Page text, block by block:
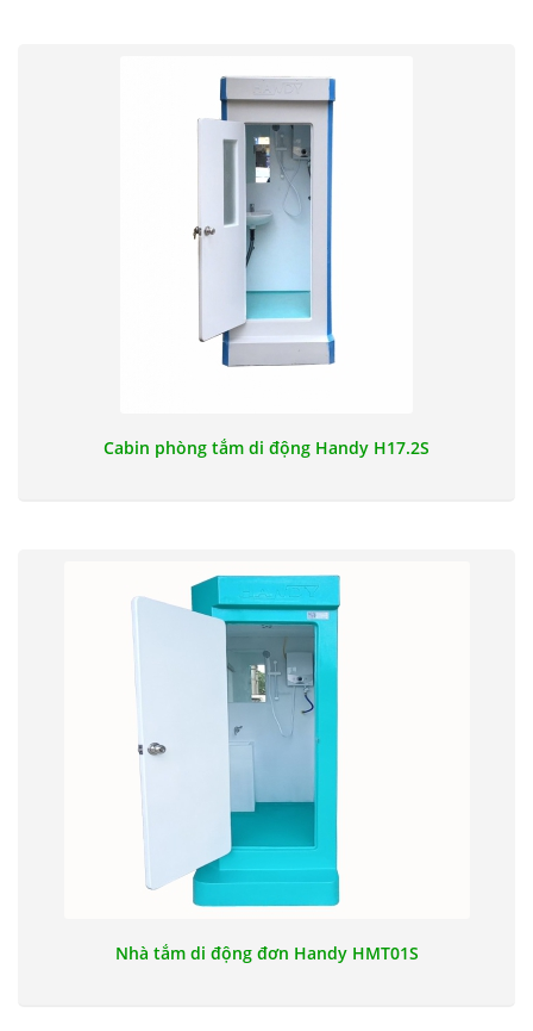
Cabin phòng tắm di động Handy H17.2S
Nhà tắm di động đơn Handy HMT01S